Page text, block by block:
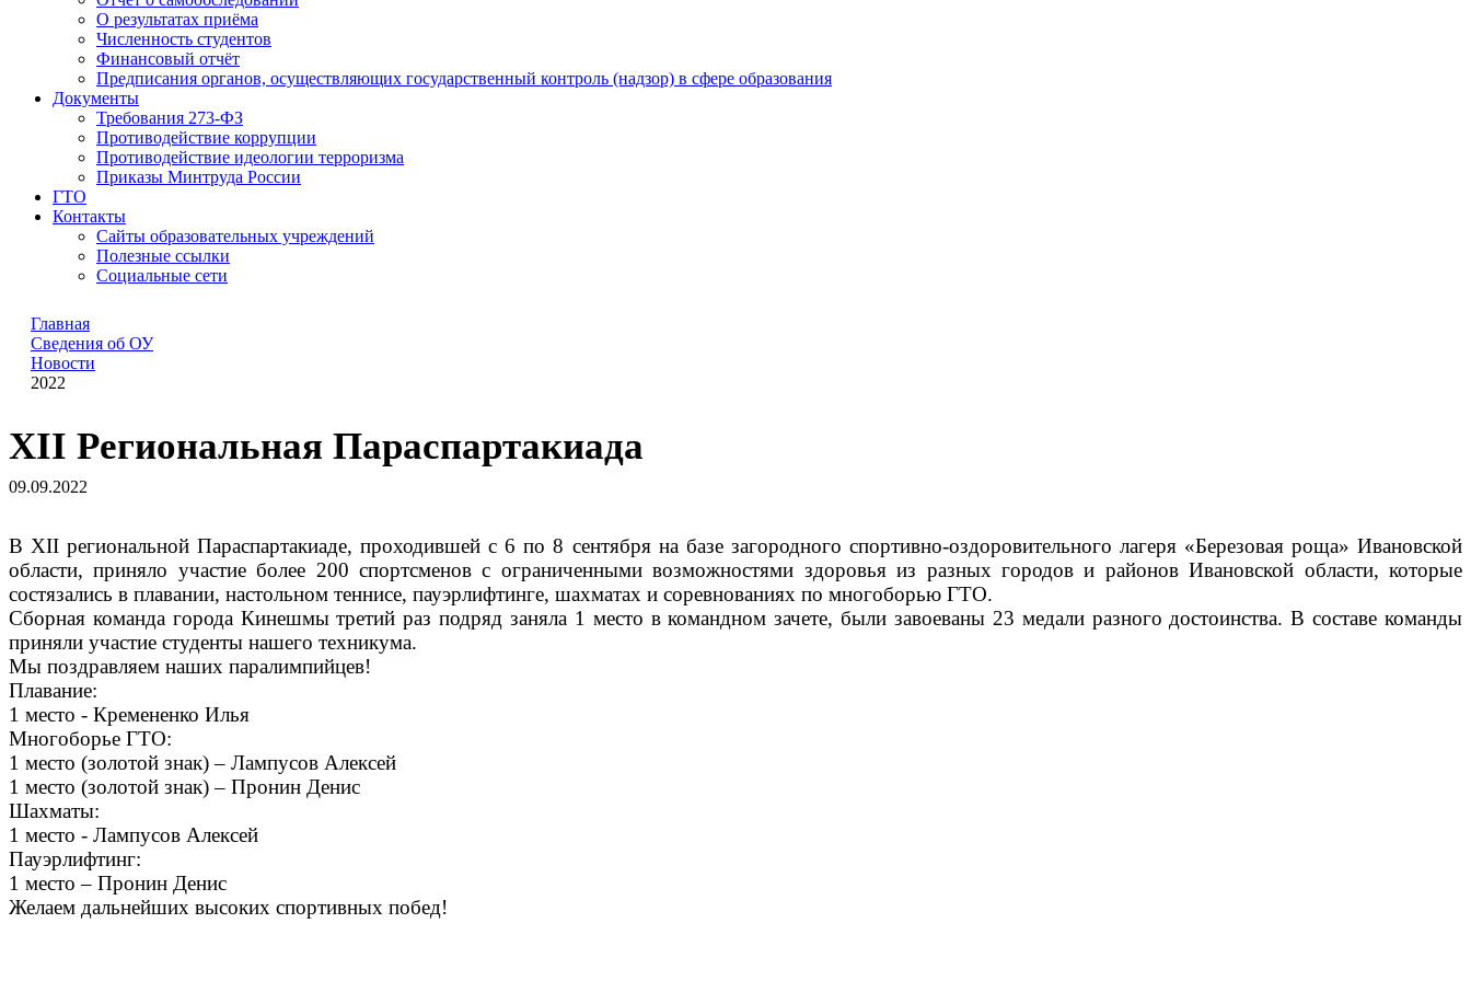
О результатах приёма
Численность студентов
Финансовый отчёт
Предписания органов, осуществляющих государственный контроль (надзор) в сфере образования
Документы
Требования 273-ФЗ
Противодействие коррупции
Противодействие идеологии терроризма
Приказы Минтруда России
ГТО
Контакты
Сайты образовательных учреждений
Полезные ссылки
Социальные сети
Главная
Сведения об ОУ
Новости
2022
XII Региональная Параспартакиада
09.09.2022
В XII региональной Параспартакиаде, проходившей с 6 по 8 сентября на базе загородного спортивно-оздоровительного лагеря «Березовая роща» Ивановской
области, приняло участие более 200 спортсменов с ограниченными возможностями здоровья из разных городов и районов Ивановской области, которые
состязались в плавании, настольном теннисе, пауэрлифтинге, шахматах и соревнованиях по многоборью ГТО.
Сборная команда города Кинешмы третий раз подряд заняла 1 место в командном зачете, были завоеваны 23 медали разного достоинства. В составе команды
приняли участие студенты нашего техникума.
Мы поздравляем наших паралимпийцев!
Плавание:
1 место - Кремененко Илья
Многоборье ГТО:
1 место (золотой знак) – Лампусов Алексей
1 место (золотой знак) – Пронин Денис
Шахматы:
1 место - Лампусов Алексей
Пауэрлифтинг:
1 место – Пронин Денис
Желаем дальнейших высоких спортивных побед!